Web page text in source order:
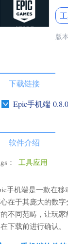
版
下载链接
Epic手机端 0.8.0
软件介绍
： 工具应用
手机端是一款在
在于其庞大的数
不同范畴，让玩
下载前进行确认。